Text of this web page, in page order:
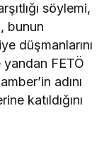
söylemi,
bunun
düşmanlarını
yandan FETÖ
adını
katıldığını